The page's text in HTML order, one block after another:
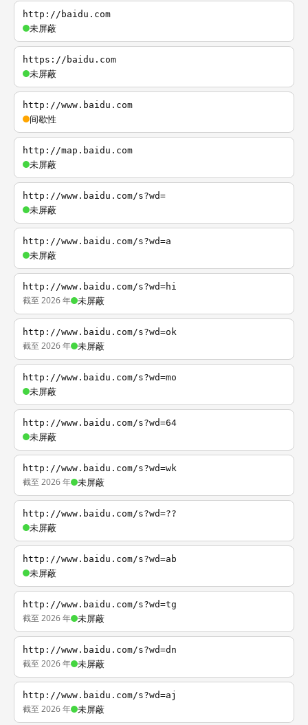
http://baidu.com
未屏蔽
https://baidu.com
未屏蔽
http://www.baidu.com
间歇性
http://map.baidu.com
未屏蔽
http://www.baidu.com/s?wd=
未屏蔽
http://www.baidu.com/s?wd=a
未屏蔽
http://www.baidu.com/s?wd=hi
截至 2026 年 未屏蔽
http://www.baidu.com/s?wd=ok
截至 2026 年 未屏蔽
http://www.baidu.com/s?wd=mo
未屏蔽
http://www.baidu.com/s?wd=64
未屏蔽
http://www.baidu.com/s?wd=wk
截至 2026 年 未屏蔽
http://www.baidu.com/s?wd=??
未屏蔽
http://www.baidu.com/s?wd=ab
未屏蔽
http://www.baidu.com/s?wd=tg
截至 2026 年 未屏蔽
http://www.baidu.com/s?wd=dn
截至 2026 年 未屏蔽
http://www.baidu.com/s?wd=aj
截至 2026 年 未屏蔽